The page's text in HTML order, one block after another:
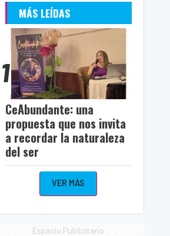
MÁS LEÍDAS
1
CeAbundante: una
propuesta que nos invita
a recordar la naturaleza
del ser
VER MÁS
Espacio Publicitario